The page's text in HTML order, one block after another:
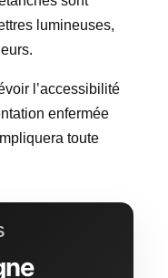
lumineuses,
l’accessibilité
enfermée
toute